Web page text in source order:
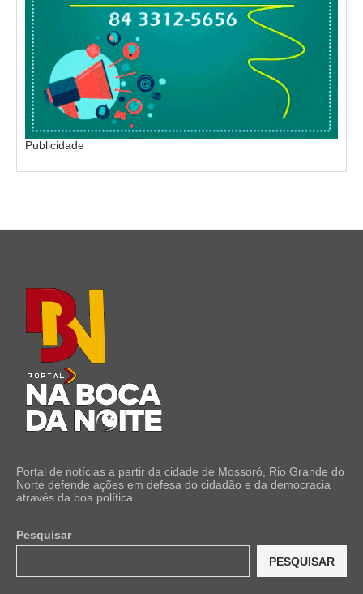
Publicidade
Portal de notícias a partir da cidade de Mossoró, Rio Grande do
Norte defende ações em defesa do cidadão e da democracia
através da boa política
Pesquisar
PESQUISAR